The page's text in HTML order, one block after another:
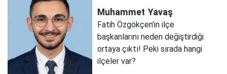
Muhammet Yavaş
Fatih Özgökçen'in ilçe
başkanlarını neden değiştirdiği
ortaya çıktı! Peki sırada hangi
ilçeler var?